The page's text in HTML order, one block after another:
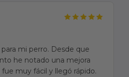
mi perro. Desde que
he notado una mejora
muy fácil y llegó rápido.